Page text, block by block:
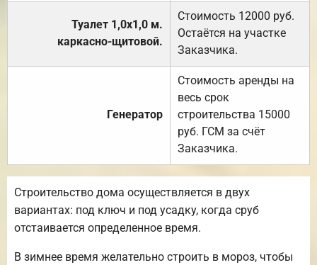
Туалет 1,0х1,0 м.
каркасно-щитовой.
Стоимость 12000 руб.
Остаётся на участке
Заказчика.
Генератор
Стоимость аренды на
весь срок
строительства 15000
руб. ГСМ за счёт
Заказчика.
Строительство дома осуществляется в двух
вариантах: под ключ и под усадку, когда сруб
отстаивается определенное время.
В зимнее время желательно строить в мороз, чтобы